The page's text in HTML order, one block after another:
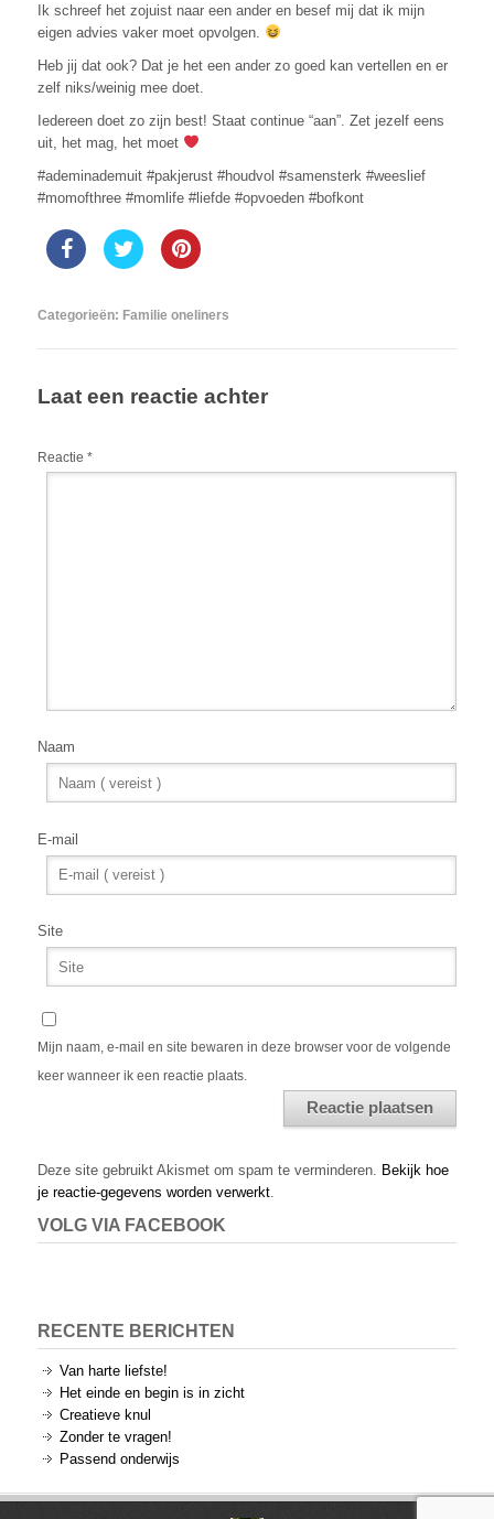
Ik schreef het zojuist naar een ander en besef mij dat ik mijn
eigen advies vaker moet opvolgen.
Heb jij dat ook? Dat je het een ander zo goed kan vertellen en er
zelf niks/weinig mee doet.
Iedereen doet zo zijn best! Staat continue “aan”. Zet jezelf eens
uit, het mag, het moet
#ademinademuit #pakjerust #houdvol #samensterk #weeslief
#momofthree #momlife #liefde #opvoeden #bofkont
Categorieën: Familie oneliners
Laat een reactie achter
Reactie *
Naam
E-mail
Site
Mijn naam, e-mail en site bewaren in deze browser voor de volgende
keer wanneer ik een reactie plaats.
Deze site gebruikt Akismet om spam te verminderen.
Bekijk hoe
je reactie-gegevens worden verwerkt
VOLG VIA FACEBOOK
RECENTE BERICHTEN
Van harte liefste!
Het einde en begin is in zicht
Creatieve knul
Zonder te vragen!
Passend onderwijs